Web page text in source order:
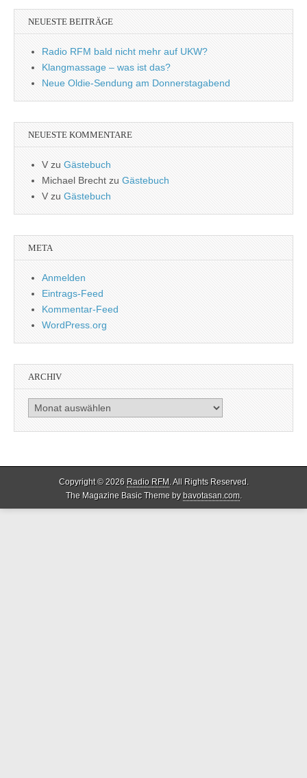
NEUESTE BEITRÄGE
Radio RFM bald nicht mehr auf UKW?
Klangmassage – was ist das?
Neue Oldie-Sendung am Donnerstagabend
NEUESTE KOMMENTARE
V zu Gästebuch
Michael Brecht zu Gästebuch
Vzu Gästebuch
META
Anmelden
Eintrags-Feed
Kommentar-Feed
WordPress.org
ARCHIV
Archiv
Copyright © 2026 Radio RFM. All Rights Reserved.
The Magazine Basic Theme bybavotasan.com.